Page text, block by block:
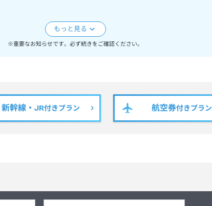
※重要なお知らせです。必ず続きをご確認ください。
新幹線・JR付きプラン 航空券付きプラン